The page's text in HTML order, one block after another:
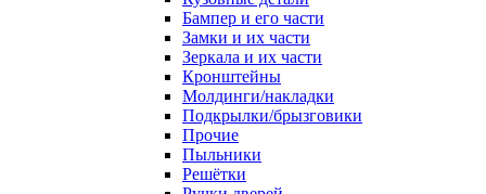
Бампер и его части
Замки и их части
Зеркала и их части
Кронштейны
Молдинги/накладки
Подкрылки/брызговики
Прочие
Пыльники
Решётки